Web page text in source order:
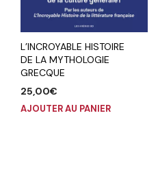
L’INCROYABLE HISTOIRE
DE LA MYTHOLOGIE
GRECQUE
25,00€
AJOUTER AU PANIER